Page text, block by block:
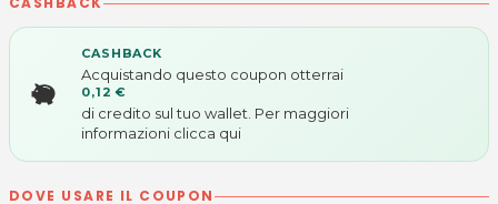
CASHBACK
Acquistando questo coupon otterrai
0,12 €
di credito sul tuo wallet. Per maggiori
informazioni clicca qui
DOVE USARE IL COUPON